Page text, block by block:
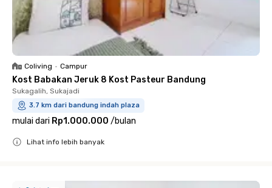
Coliving • Campur
Kost Babakan Jeruk 8 Kost Pasteur Bandung
Sukagalih, Sukajadi
3.7 km dari bandung indah plaza
mulai dari Rp1.000.000 /bulan
Lihat info lebih banyak